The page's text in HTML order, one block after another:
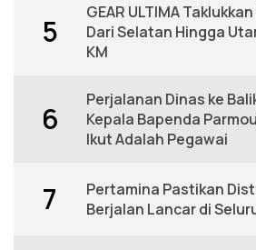
5
GEAR ULTIMA
Dari Selatan Hingga
KM
6
Perjalanan Dinas ke
Kepala Bapenda
Ikut Adalah Pegawai
7
Pertamina Pastikan
Berjalan Lancar di